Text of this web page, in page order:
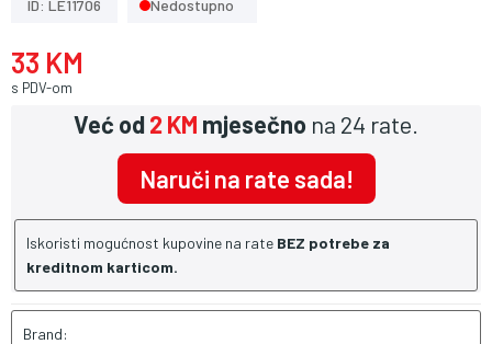
ID: LE11706 Nedostupno
33 KM
s PDV-om
Već od2 KM mjesečno na 24 rate.
Naruči na rate sada!
Iskoristi mogućnost kupovine na rate BEZ potrebe za
kreditnom karticom.
Brand: